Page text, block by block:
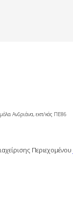
Ανδριάνα, εκπ/κός ΠΕ86
Περιεχομένου